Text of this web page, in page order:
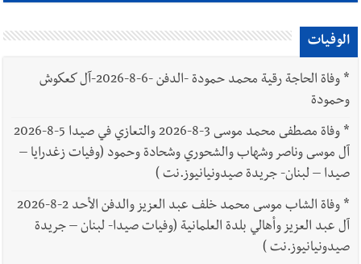
الوفيات
*
وفاة الحاجة رقية محمد حمودة -الدفن -6-8-2026-آل كعكوش
وحمودة
*
وفاة مصطفى محمد موسى 3-8-2026 والتعازي في صيدا 5-8-2026
آل موسى وناصر وشهاب والشحوري وشحادة وحمود (وفيات زغدرايا –
صيدا – لبنان- جريدة صيدونيانيوز.نت )
*
وفاة الشاب موسى محمد خلف عبد العزيز والدفن الأحد 2-8-2026
آل عبد العزيز وأهالي بلدة العلمانية (وفيات صيدا- لبنان – جريدة
صيدونيانيوز.نت )